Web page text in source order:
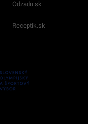
Odzadu.sk
Receptik.sk